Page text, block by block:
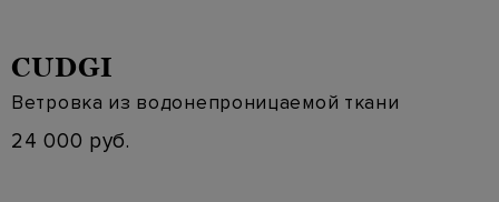
CUDGI
Ветровка из водонепроницаемой ткани
24 000 руб.